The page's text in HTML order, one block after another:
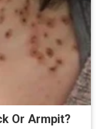
Or Armpit?